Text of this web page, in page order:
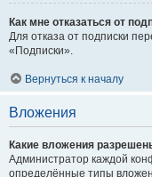
Как мне отказаться от
Для отказа от подписки
«Подписки».
Вернуться к началу
Вложения
Какие вложения
Администратор каждой
определённые типы